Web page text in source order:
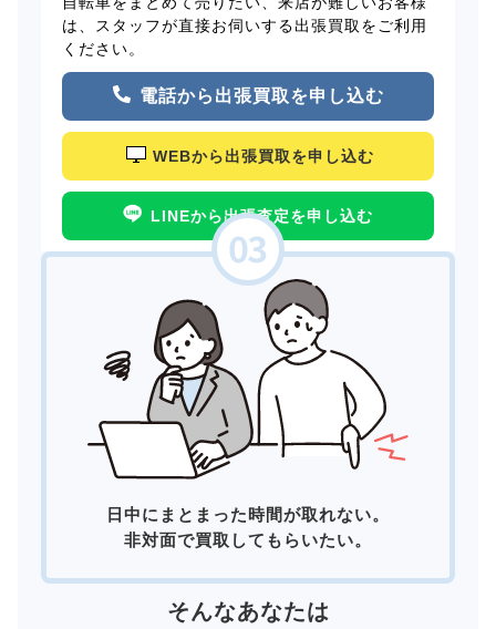
は、スタッフが直接お伺いする出張買取をご利用
ください。
電話から出張買取を申し込む
WEBから出張買取を申し込む
LINEから出張査定を申し込む
日中にまとまった時間が取れない。
非対面で買取してもらいたい。
そんなあなたは